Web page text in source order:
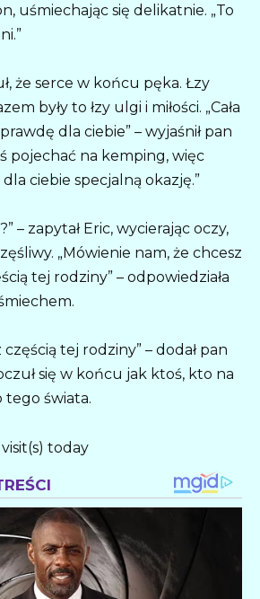
uśmiechając się delikatnie. „To
że serce w końcu pęka. Łzy
były to łzy ulgi i miłości. „Cała
dla ciebie” – wyjaśnił pan
pojechać na kemping, więc
ciebie specjalną okazję.”
– zapytał Eric, wycierając oczy,
„Mówienie nam, że chcesz
tej rodziny” – odpowiedziała
częścią tej rodziny” – dodał pan
się w końcu jak ktoś, kto na
tego świata.
today